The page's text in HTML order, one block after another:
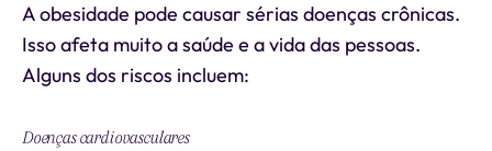
A obesidade pode causar sérias doenças crônicas.
Isso afeta muito a saúde e a vida das pessoas.
Alguns dos riscos incluem:
Doenças cardiovasculares